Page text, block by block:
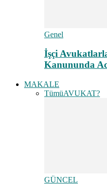
Genel
İşçi
Kanununda
MAKALE
TümüAVUKAT?
GÜNCEL